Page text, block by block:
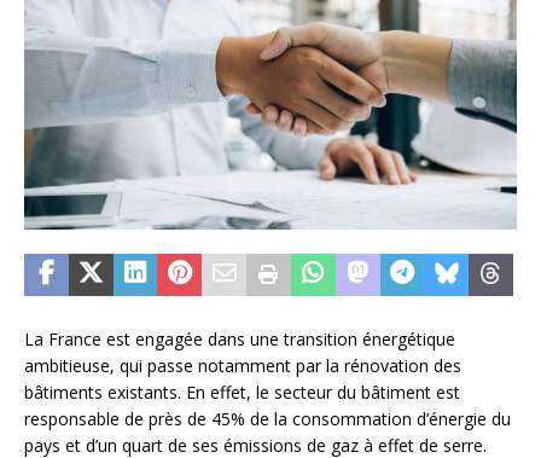
La France est engagée dans une transition énergétique
ambitieuse, qui passe notamment par la rénovation des
bâtiments existants. En effet, le secteur du bâtiment est
responsable de près de 45% de la consommation d’énergie du
pays et d’un quart de ses émissions de gaz à effet de serre.